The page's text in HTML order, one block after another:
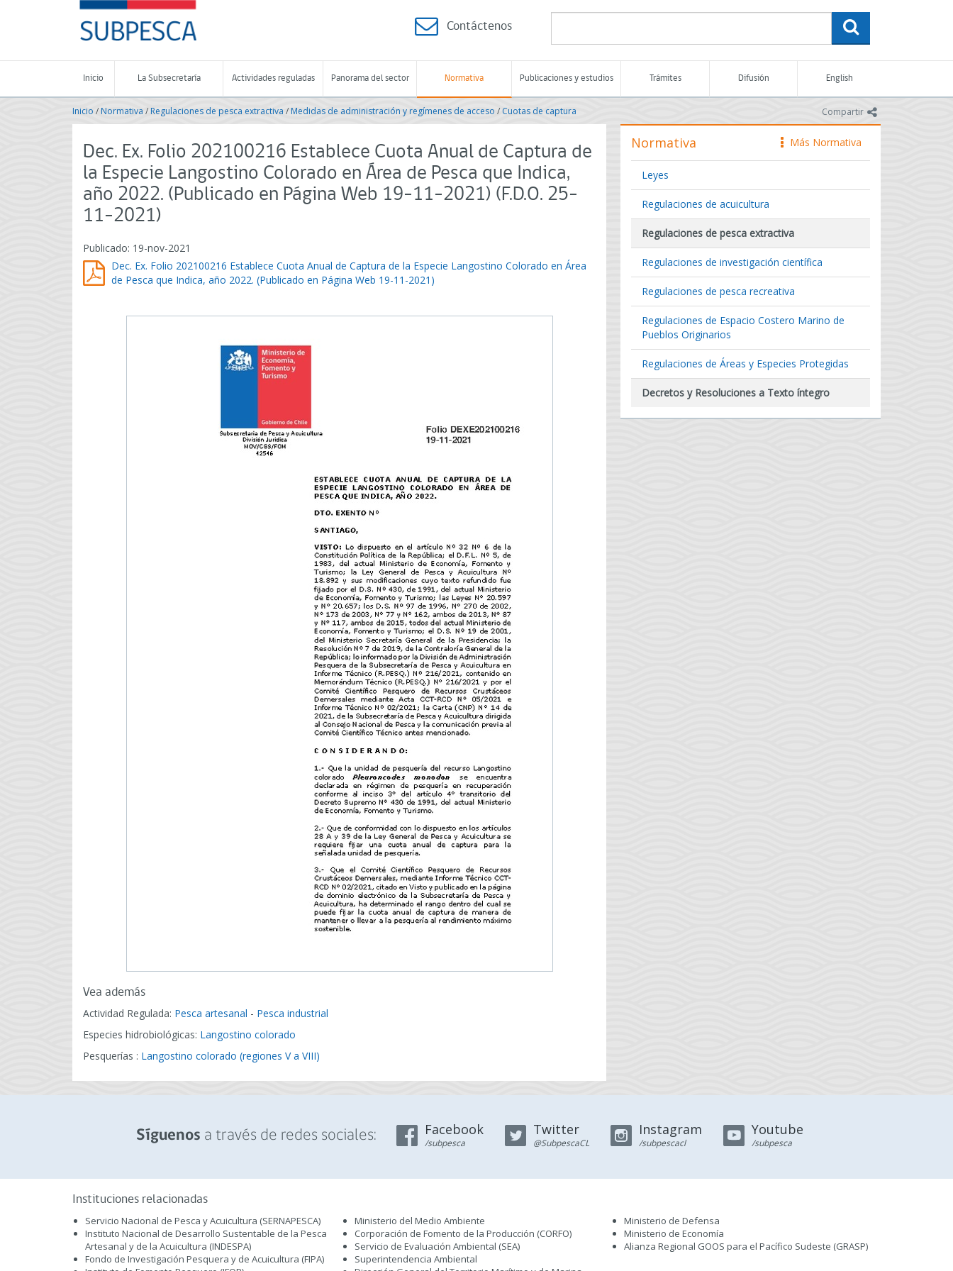
-
Subsecretaría
de
Pesca
Acuicultura
-
de
Chile
Contáctenos
Inicio La Subsecretaría Actividades reguladas Panorama del sector Normativa Publicaciones y estudios Trámites Difusión English
Compartir icono
Inicio /Normativa / Regulaciones de pesca extractiva /Medidas de administración y regímenes de acceso / Cuotas de captura
Dec. Ex. Folio 202100216 Establece Cuota Anual de Captura de
la Especie Langostino Colorado en Área de Pesca que Indica,
año 2022. (Publicado en Página Web 19-11-2021) (F.D.O. 25-
11-2021)
Publicado: 19-nov-2021
Dec. Ex. Folio 202100216 Establece Cuota Anual de Captura de la Especie Langostino Colorado en Área
de Pesca que Indica, año 2022. (Publicado en Página Web 19-11-2021)
Vea además
Actividad Regulada: Pesca artesanal - Pesca industrial
Especies hidrobiológicas: Langostino colorado
Pesquerías : Langostino colorado (regiones V a VIII)
icono
Más Normativa
Normativa
Leyes
Regulaciones de acuicultura
Regulaciones de pesca extractiva
Regulaciones de investigación científica
Regulaciones de pesca recreativa
Regulaciones de Espacio Costero Marino de
Pueblos Originarios
Regulaciones de Áreas y Especies Protegidas
Decretos y Resoluciones a Texto íntegro
Síguenos a través de redes sociales: Facebook
/subpesca
Twitter
@SubpescaCL
Instagram
/subpescacl
Youtube
/subpesca
Instituciones relacionadas
Servicio Nacional de Pesca y Acuicultura (SERNAPESCA)
Instituto Nacional de Desarrollo Sustentable de la Pesca
Artesanal y de la Acuicultura (INDESPA)
Fondo de Investigación Pesquera y de Acuicultura (FIPA)
Ministerio del Medio Ambiente
Corporación de Fomento de la Producción (CORFO)
Servicio de Evaluación Ambiental (SEA)
Superintendencia Ambiental
Ministerio de Defensa
Ministerio de Economía
Alianza Regional GOOS para el Pacífico Sudeste (GRASP)